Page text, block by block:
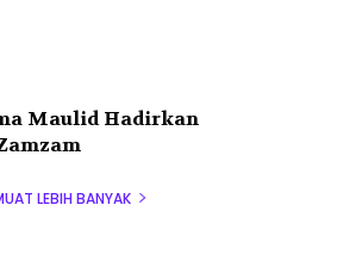
Maulid Hadirkan
LEBIH BANYAK